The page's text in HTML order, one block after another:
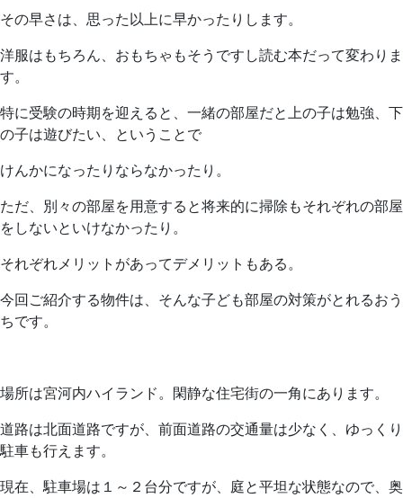
その早さは、思った以上に早かったりします。
洋服はもちろん、おもちゃもそうですし読む本だって変わりま
す。
特に受験の時期を迎えると、一緒の部屋だと上の子は勉強、下
の子は遊びたい、ということで
けんかになったりならなかったり。
ただ、別々の部屋を用意すると将来的に掃除もそれぞれの部屋
をしないといけなかったり。
それぞれメリットがあってデメリットもある。
今回ご紹介する物件は、そんな子ども部屋の対策がとれるおう
ちです。
場所は宮河内ハイランド。閑静な住宅街の一角にあります。
道路は北面道路ですが、前面道路の交通量は少なく、ゆっくり
駐車も行えます。
現在、駐車場は１～２台分ですが、庭と平坦な状態なので、奥